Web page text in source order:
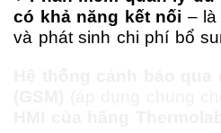
có khả năng kết nối – là
và phát sinh chi phí bổ